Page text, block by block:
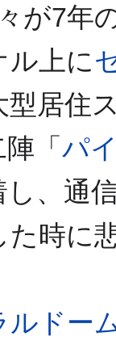
が7年
ル上に
型居住
「 パ
し、通
た時に
ルドー